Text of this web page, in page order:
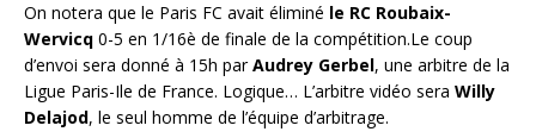
On notera que le Paris FC avait éliminé le RC Roubaix-
Wervicq 0-5 en 1/16è de finale de la compétition.Le coup
d’envoi sera donné à 15h parAudrey Gerbel, une arbitre de la
Ligue Paris-Ile de France. Logique… L’arbitre vidéo sera Willy
Delajod, le seul homme de l’équipe d’arbitrage.